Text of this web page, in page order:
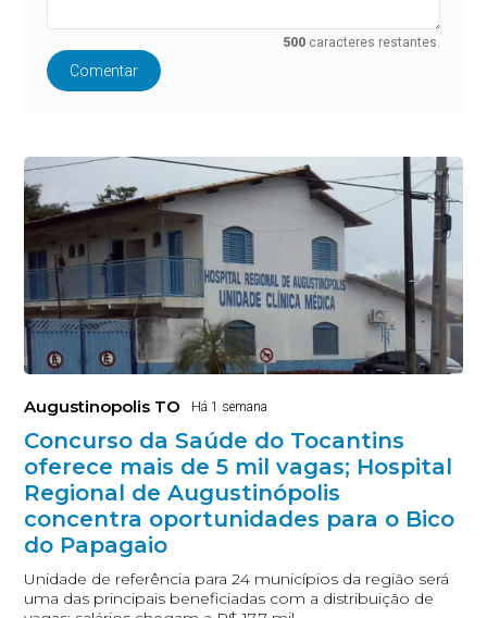
500 caracteres restantes.
Comentar
Augustinopolis TO Há 1 semana
Concurso da Saúde do Tocantins
oferece mais de 5 mil vagas; Hospital
Regional de Augustinópolis
concentra oportunidades para o Bico
do Papagaio
Unidade de referência para 24 municípios da região será
uma das principais beneficiadas com a distribuição de